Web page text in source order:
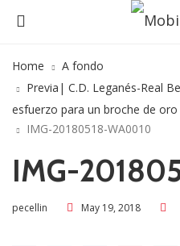
Home
A fondo
Previa| C.D. Leganés-Real
esfuerzo para un broche de oro
IMG-20180518-WA0010
IMG-
pecellin May 19, 2018